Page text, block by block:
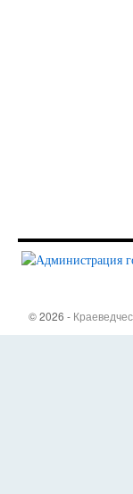
© 2026 -